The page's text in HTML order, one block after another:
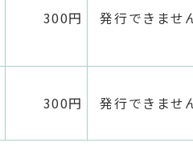
300円 発行できませ
300円 発行できませ